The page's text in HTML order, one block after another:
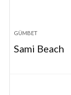
GÜMBET
Sami Beach